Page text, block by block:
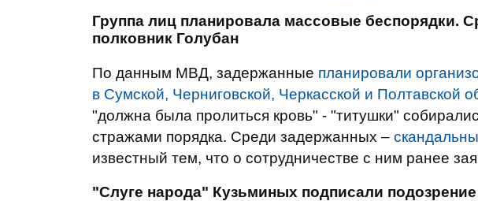
Группа лиц планировала массовые беспорядки.
полковник Голубан
По данным МВД, задержанные планировали
в Сумской, Черниговской, Черкасской и Полтавской
"должна была пролиться кровь" - "титушки"
стражами порядка. Среди задержанных –
известный тем, что о сотрудничестве с ним ранее
"Слуге народа" Кузьминых подписали подозрение